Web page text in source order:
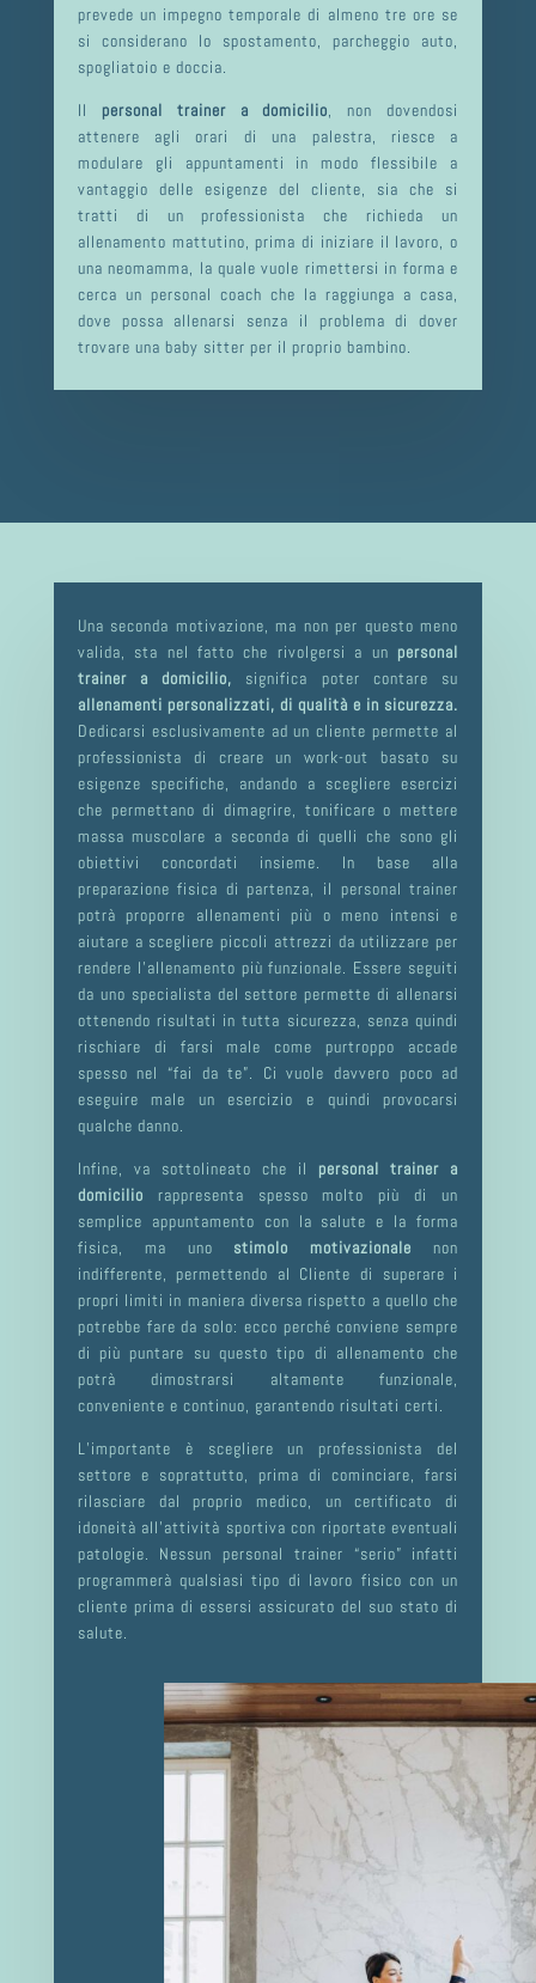
prevede un impegno temporale di almeno tre ore se
si considerano lo spostamento, parcheggio auto,
spogliatoio e doccia.
Il personal trainer a domicilio, non dovendosi
attenere agli orari di una palestra, riesce a
modulare gli appuntamenti in modo flessibile a
vantaggio delle esigenze del cliente, sia che si
tratti di un professionista che richieda un
allenamento mattutino, prima di iniziare il lavoro, o
una neomamma, la quale vuole rimettersi in forma e
cerca un personal coach che la raggiunga a casa,
dove possa allenarsi senza il problema di dover
trovare una baby sitter per il proprio bambino.
Una seconda motivazione, ma non per questo meno
valida, sta nel fatto che rivolgersi a un personal
trainer a domicilio, significa poter contare su
allenamenti personalizzati, di qualità e in sicurezza.
Dedicarsi esclusivamente ad un cliente permette al
professionista di creare un work-out basato su
esigenze specifiche, andando a scegliere esercizi
che permettano di dimagrire, tonificare o mettere
massa muscolare a seconda di quelli che sono gli
obiettivi concordati insieme. In base alla
preparazione fisica di partenza, il personal trainer
potrà proporre allenamenti più o meno intensi e
aiutare a scegliere piccoli attrezzi da utilizzare per
rendere l’allenamento più funzionale. Essere seguiti
da uno specialista del settore permette di allenarsi
ottenendo risultati in tutta sicurezza, senza quindi
rischiare di farsi male come purtroppo accade
spesso nel “fai da te”. Ci vuole davvero poco ad
eseguire male un esercizio e quindi provocarsi
qualche danno.
Infine, va sottolineato che il personal trainer a
domicilio rappresenta spesso molto più di un
semplice appuntamento con la salute e la forma
fisica, ma uno stimolo motivazionale non
indifferente, permettendo al Cliente di superare i
propri limiti in maniera diversa rispetto a quello che
potrebbe fare da solo: ecco perché conviene sempre
di più puntare su questo tipo di allenamento che
potrà dimostrarsi altamente funzionale,
conveniente e continuo, garantendo risultati certi.
L’importante è scegliere un professionista del
settore e soprattutto, prima di cominciare, farsi
rilasciare dal proprio medico, un certificato di
idoneità all’attività sportiva con riportate eventuali
patologie. Nessun personal trainer “serio” infatti
programmerà qualsiasi tipo di lavoro fisico con un
cliente prima di essersi assicurato del suo stato di
salute.